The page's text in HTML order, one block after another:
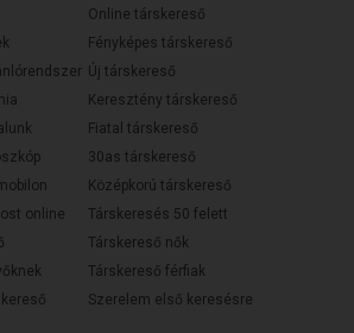
online
Online társkereső
Fényképes társkereső
Új társkereső
Keresztény társkereső
Fiatal társkereső
30as társkereső
Középkorú társkereső
Társkeresés 50 felett
Társkereső nők
Társkereső férfiak
Szerelem első keresésre